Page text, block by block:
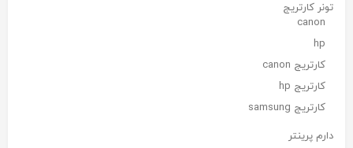
تونر کارتریج
canon
hp
کارتریج canon
کارتریج hp
کارتریج samsung
دارم پرینتر